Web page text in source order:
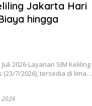
Jakarta Hari
hingga
2026-Layanan SIM Keliling
(23/7/2026), tersedia di lima…
2026